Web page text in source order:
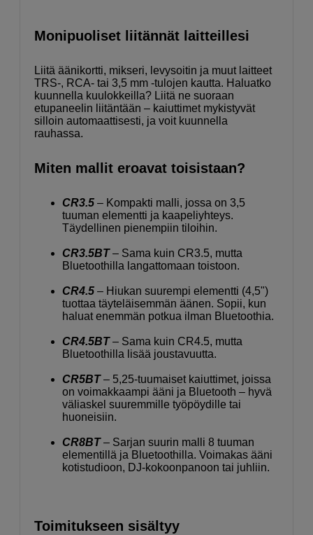
Monipuoliset liitännät laitteillesi
Liitä äänikortti, mikseri, levysoitin ja muut laitteet
TRS-, RCA- tai 3,5 mm -tulojen kautta. Haluatko
kuunnella kuulokkeilla? Liitä ne suoraan
etupaneelin liitäntään – kaiuttimet mykistyvät
silloin automaattisesti, ja voit kuunnella
rauhassa.
Miten mallit eroavat toisistaan?
CR3.5 – Kompakti malli, jossa on 3,5
tuuman elementti ja kaapeliyhteys.
Täydellinen pienempiin tiloihin.
CR3.5BT– Sama kuin CR3.5, mutta
Bluetoothilla langattomaan toistoon.
CR4.5 – Hiukan suurempi elementti (4,5")
tuottaa täyteläisemmän äänen. Sopii, kun
haluat enemmän potkua ilman Bluetoothia.
CR4.5BT– Sama kuin CR4.5, mutta
Bluetoothilla lisää joustavuutta.
CR5BT– 5,25-tuumaiset kaiuttimet, joissa
on voimakkaampi ääni ja Bluetooth – hyvä
väliaskel suuremmille työpöydille tai
huoneisiin.
CR8BT– Sarjan suurin malli 8 tuuman
elementillä ja Bluetoothilla. Voimakas ääni
kotistudioon, DJ-kokoonpanoon tai juhliin.
Toimitukseen sisältyy